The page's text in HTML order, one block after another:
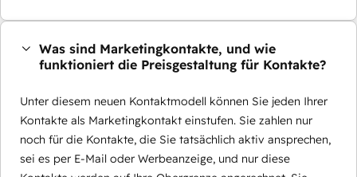
Was sind Marketingkontakte, und wie
funktioniert die Preisgestaltung für Kontakte?
Unter diesem neuen Kontaktmodell können Sie jeden Ihrer
Kontakte als Marketingkontakt einstufen. Sie zahlen nur
noch für die Kontakte, die Sie tatsächlich aktiv ansprechen,
sei es per E-Mail oder Werbeanzeige, und nur diese